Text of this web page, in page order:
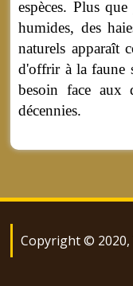
espèces. Plus
humides, des
naturels apparaît
d'offrir à la faune
besoin face aux
décennies.
Copyright ©